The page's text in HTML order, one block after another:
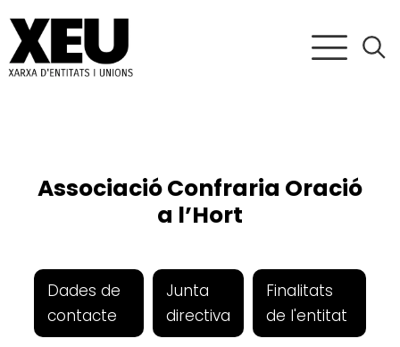
Associació Confraria Oració
a l’Hort
Dades de
contacte
Junta
directiva
Finalitats
de l'entitat